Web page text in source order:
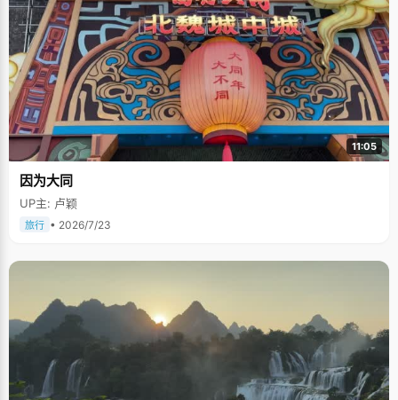
11:05
因为大同
UP主: 卢颖
旅行 • 2026/7/23